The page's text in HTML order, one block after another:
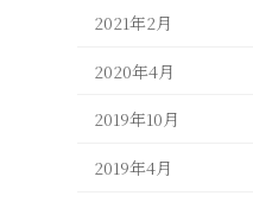
2021年2月
2020年4月
2019年10月
2019年4月